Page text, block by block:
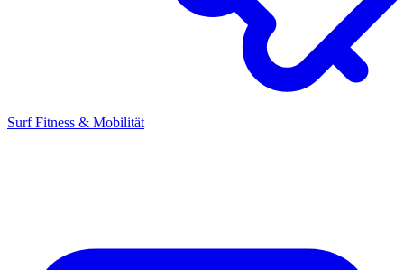
Surf Fitness & Mobilität